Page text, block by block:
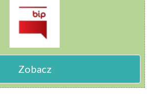
Zobacz